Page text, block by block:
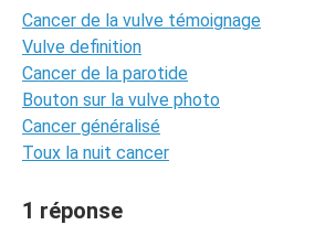
Cancer de la vulve témoignage
Vulve definition
Cancer de la parotide
Bouton sur la vulve photo
Cancer généralisé
Toux la nuit cancer
1 réponse